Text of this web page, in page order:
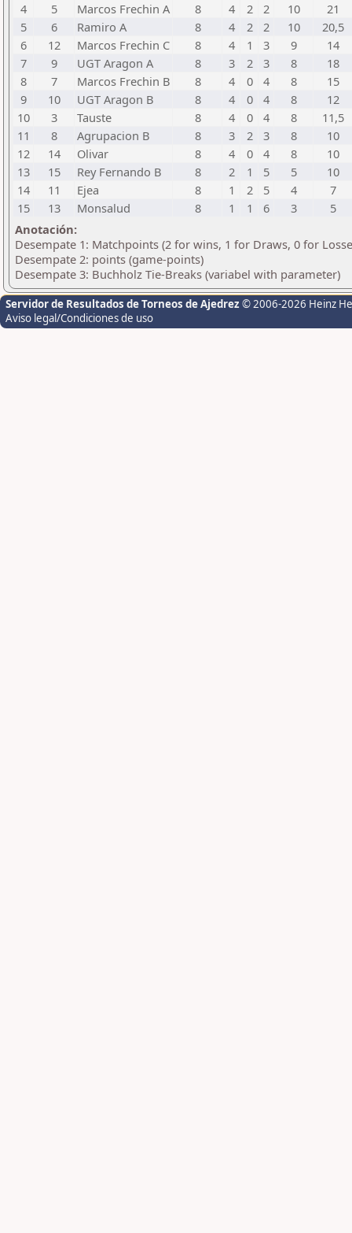
4
5 Marcos Frechin A 8 4 2 2 10
21
5
6 Ramiro A 8 4 2 2 10
20,5
6
12 Marcos Frechin C 8 4 1 3 9
14
7
9 UGT Aragon A 8 3 2 3 8
18
8
7 Marcos Frechin B 8 4 0 4 8
15
9
10 UGT Aragon B 8 4 0 4 8
12
10
3 Tauste 8 4 0 4 8
11,5
11
8 Agrupacion B 8 3 2 3 8
10
12
14 Olivar 8 4 0 4 8
10
13
15 Rey Fernando B 8 2 1 5 5
10
14
11 Ejea 8 1 2 5 4
7
15
13 Monsalud 8 1 1 6 3
5
Anotación:
Desempate 1: Matchpoints (2 for wins, 1 for Draws, 0 for
Desempate 2: points (game-points)
Desempate 3: Buchholz Tie-Breaks (variabel with parameter)
Servidor de Resultados de Torneos de Ajedrez © 2006-2026 Heinz
Aviso legal/Condiciones de uso